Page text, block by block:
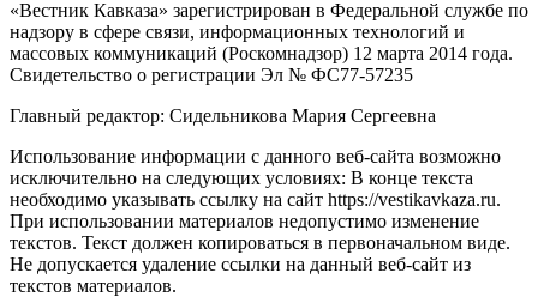
«Вестник Кавказа» зарегистрирован в Федеральной службе по
надзору в сфере связи, информационных технологий и
массовых коммуникаций (Роскомнадзор) 12 марта 2014 года.
Свидетельство о регистрации Эл № ФС77-57235
Главный редактор: Сидельникова Мария Сергеевна
Использование информации с данного веб-сайта возможно
исключительно на следующих условиях: В конце текста
необходимо указывать ссылку на сайт https://vestikavkaza.ru.
При использовании материалов недопустимо изменение
текстов. Текст должен копироваться в первоначальном виде.
Не допускается удаление ссылки на данный веб-сайт из
текстов материалов.